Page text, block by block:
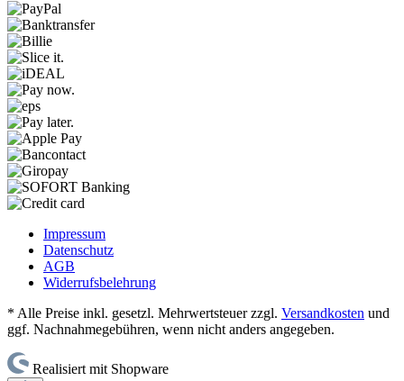
Impressum
Datenschutz
AGB
Widerrufsbelehrung
* Alle Preise inkl. gesetzl. Mehrwertsteuer zzgl. Versandkosten und
ggf. Nachnahmegebühren, wenn nicht anders angegeben.
Realisiert mit Shopware